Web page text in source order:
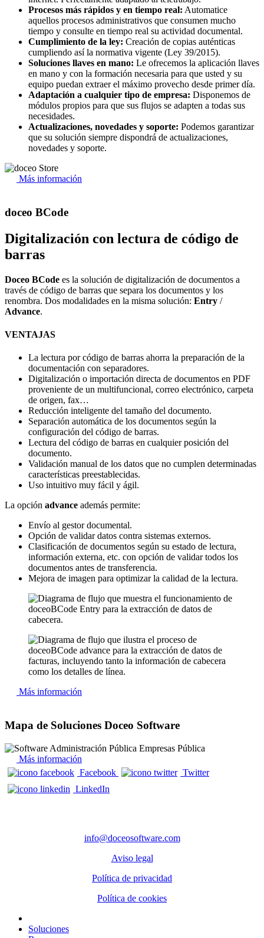
Procesos más rápidos y en tiempo real: Automatice
aquellos procesos administrativos que consumen mucho
tiempo y consulte en tiempo real su actividad documental.
Cumplimiento de la ley: Creación de copias auténticas
cumpliendo así la normativa vigente (Ley 39/2015).
Soluciones llaves en mano: Le ofrecemos la aplicación llaves
en mano y con la formación necesaria para que usted y su
equipo puedan extraer el máximo provecho desde primer día.
Adaptación a cualquier tipo de empresa: Disponemos de
módulos propios para que sus flujos se adapten a todas sus
necesidades.
Actualizaciones, novedades y soporte: Podemos garantizar
que su solución siempre dispondrá de actualizaciones,
novedades y soporte.
Más información
doceo BCode
Digitalización con lectura de código de
barras
Doceo BCode es la solución de digitalización de documentos a
través de código de barras que separa los documentos y los
renombra. Dos modalidades en la misma solución: Entry /
Advance.
VENTAJAS
La lectura por código de barras ahorra la preparación de la
documentación con separadores.
Digitalización o importación directa de documentos en PDF
proveniente de un multifuncional, correo electrónico, carpeta
de origen, fax…
Reducción inteligente del tamaño del documento.
Separación automática de los documentos según la
configuración del código de barras.
Lectura del código de barras en cualquier posición del
documento.
Validación manual de los datos que no cumplen determinadas
características preestablecidas.
Uso intuitivo muy fácil y ágil.
La opción advance además permite:
Envío al gestor documental.
Opción de validar datos contra sistemas externos.
Clasificación de documentos según su estado de lectura,
información externa, etc. con opción de validar todos los
documentos antes de transferencia.
Mejora de imagen para optimizar la calidad de la lectura.
Más información
Mapa de Soluciones Doceo Software
Más información
Facebook
Twitter
LinkedIn
info@doceosoftware.com
Aviso legal
Política de privacidad
Política de cookies
Soluciones